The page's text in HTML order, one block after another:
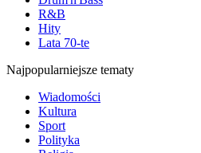
R&B
Hity
Lata 70-te
Najpopularniejsze tematy
Wiadomości
Kultura
Sport
Polityka